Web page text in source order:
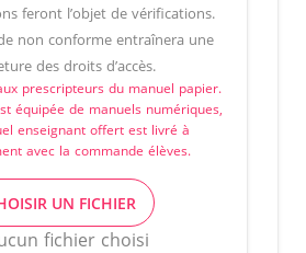
feront l’objet de vérifications.
non conforme entraînera une
des droits d’accès.
prescripteurs du manuel papier.
équipée de manuels numériques,
enseignant offert est livré à
avec la commande élèves.
UN FICHIER
fichier choisi